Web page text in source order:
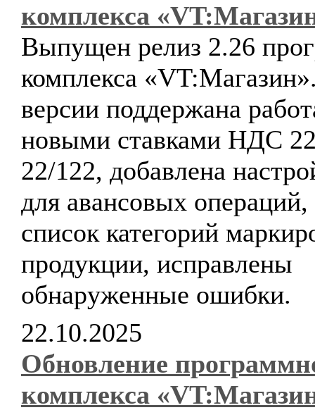
комплекса
Выпущен релиз 2.26
комплекса
версии поддержана
новыми ставками НДС
22/122, добавлена
для авансовых
список категорий
продукции, исправлены
обнаруженные ошибки.
22.10.2025
Обновление
комплекса